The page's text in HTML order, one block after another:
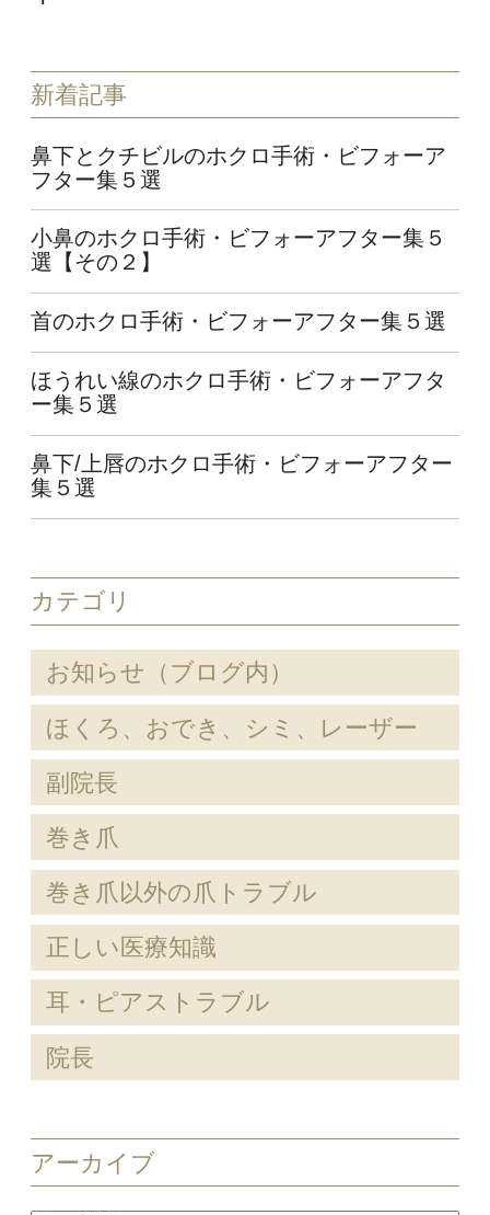
新着記事
鼻下とクチビルのホクロ手術・ビフォーア
フター集５選
小鼻のホクロ手術・ビフォーアフター集５
選【その２】
首のホクロ手術・ビフォーアフター集５選
ほうれい線のホクロ手術・ビフォーアフタ
ー集５選
鼻下/上唇のホクロ手術・ビフォーアフター
集５選
カテゴリ
お知らせ（ブログ内）
ほくろ、おでき、シミ、レーザー
副院長
巻き爪
巻き爪以外の爪トラブル
正しい医療知識
耳・ピアストラブル
院長
アーカイブ